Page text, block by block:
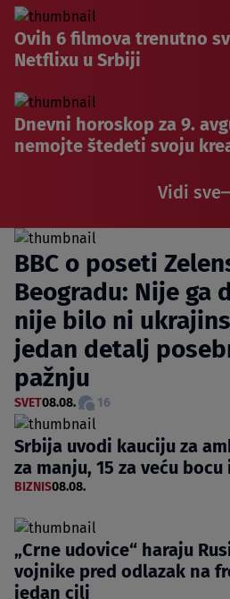
Ovih 6 filmova trenutno
Netflixu u Srbiji
Dnevni horoskop za 9.
nemojte štedeti svoju
Vidi sve
BBC o poseti
Beogradu: Nije ga
nije bilo ni
jedan detalj
pažnju
SVET08.08. 16
Srbija uvodi kauciju za
za manju, 15 za veću
BIZNIS08.08.
„Crne udovice“ haraju
vojnike pred odlazak na
jedan cilj